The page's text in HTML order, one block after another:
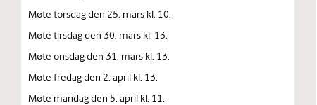
Møte torsdag den 25. mars kl. 10.
Møte tirsdag den 30. mars kl. 13.
Møte onsdag den 31. mars kl. 13.
Møte fredag den 2. april kl. 13.
Møte mandag den 5. april kl. 11.